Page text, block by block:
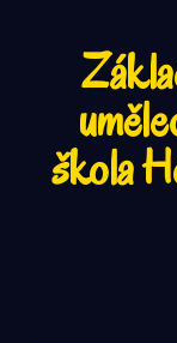
škola